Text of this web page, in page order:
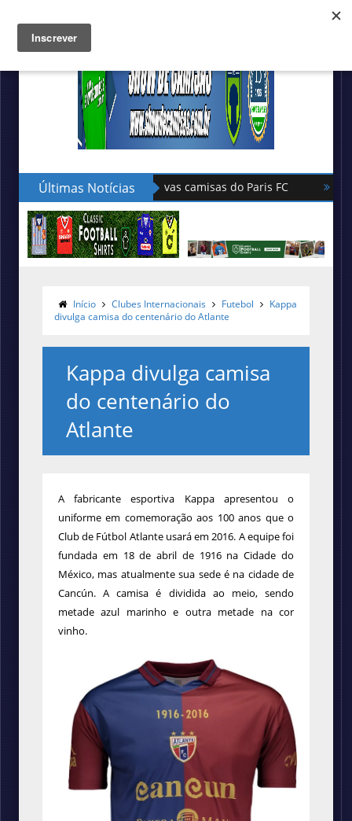
Últimas Notícias Hummel lança as novas camisas
Início Clubes Internacionais Futebol
Kappa
divulga camisa do centenário do Atlante
Kappa divulga camisa
do centenário do
Atlante
A fabricante esportiva Kappa apresentou o
uniforme em comemoração aos 100 anos que o
Club de Fútbol Atlante usará em 2016. A equipe foi
fundada em 18 de abril de 1916 na Cidade do
México, mas atualmente sua sede é na cidade de
Cancún. A camisa é dividida ao meio, sendo
metade azul marinho e outra metade na cor
vinho.